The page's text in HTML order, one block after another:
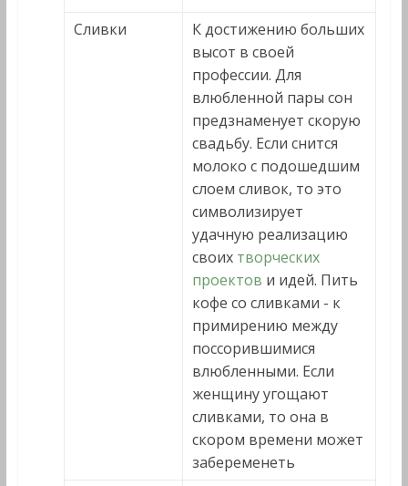
Сливки
К достижению больших
высот в своей
профессии. Для
влюбленной пары сон
предзнаменует скорую
свадьбу. Если снится
молоко с подошедшим
слоем сливок, то это
символизирует
удачную реализацию
своих творческих
проектов и идей. Пить
кофе со сливками - к
примирению между
поссорившимися
влюбленными. Если
женщину угощают
сливками, то она в
скором времени может
забеременеть